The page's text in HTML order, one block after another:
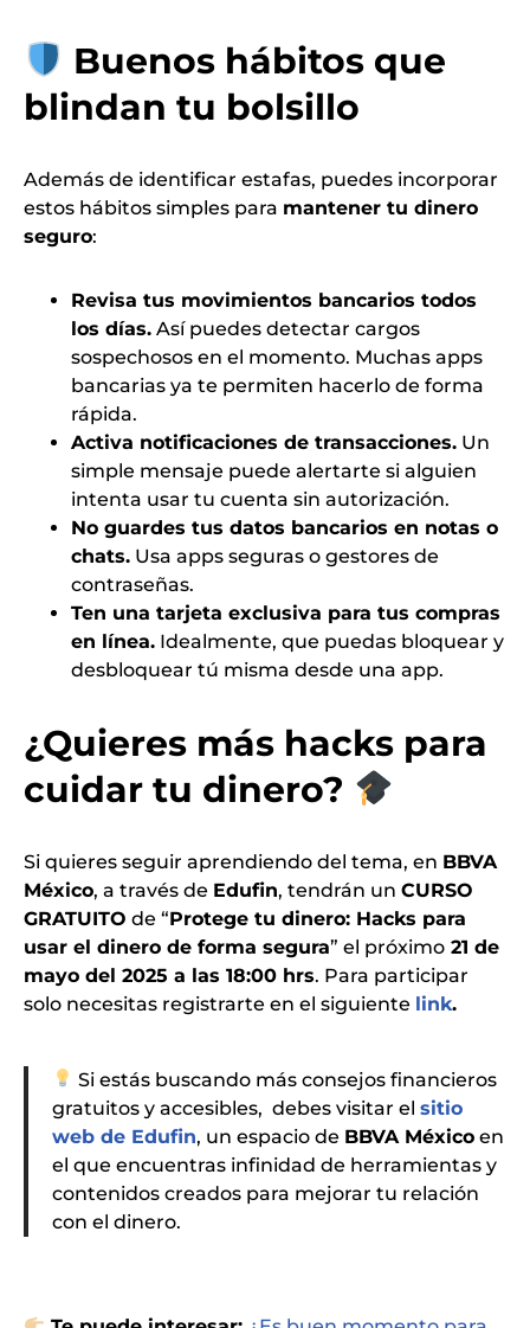
Buenos hábitos que
blindan tu bolsillo
Además de identificar estafas, puedes incorporar
estos hábitos simples para mantener tu dinero
seguro:
Revisa tus movimientos bancarios todos
los días. Así puedes detectar cargos
sospechosos en el momento. Muchas apps
bancarias ya te permiten hacerlo de forma
rápida.
Activa notificaciones de transacciones. Un
simple mensaje puede alertarte si alguien
intenta usar tu cuenta sin autorización.
No guardes tus datos bancarios en notas o
chats. Usa apps seguras o gestores de
contraseñas.
Ten una tarjeta exclusiva para tus compras
en línea. Idealmente, que puedas bloquear y
desbloquear tú misma desde una app.
¿Quieres más hacks para
cuidar tu dinero?
Si quieres seguir aprendiendo del tema, en BBVA
México, a través de Edufin, tendrán un CURSO
GRATUITO de “Protege tu dinero: Hacks para
usar el dinero de forma segura” el próximo 21 de
mayo del 2025 a las 18:00 hrs. Para participar
solo necesitas registrarte en el siguiente link.
Si estás buscando más consejos financieros
gratuitos y accesibles, debes visitar el sitio
web de Edufin, un espacio de BBVA México en
el que encuentras infinidad de herramientas y
contenidos creados para mejorar tu relación
con el dinero.